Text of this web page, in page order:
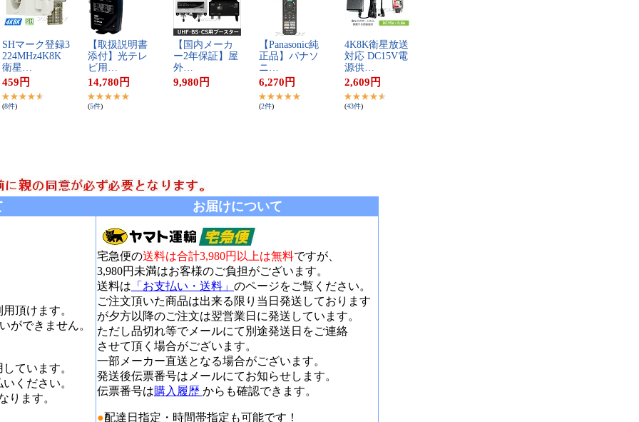
S​H​マ​ー​ク​登​録​3​
2​2​4​M​H​z​4​K​8​K​
衛​星​…
459 円
(8件)
【​取​扱​説​明​書​
添​付​】​光​テ​レ​
ビ​用​…
14,780 円
(5件)
【​国​内​メ​ー​カ​
ー​2​年​保​証​】​屋​
外​…
9,980 円
【​P​a​n​a​s​o​n​i​c​純​
正​品​】​パ​ナ​ソ​
ニ​…
6,270 円
(2件)
4​K​8​K​衛​星​放​送​
対​応​ ​D​C​1​5​V​電​
源​供​…
2,609 円
(43件)
お届けについて
頂けます。
ができません。
ています。
ください。
ります。
宅急便の送料は合計3,980円以上は無料ですが、
3,980円未満はお客様のご負担がございます。
送料は 「お支払い・送料」 のページをご覧ください。
ご注文頂いた商品は出来る限り当日発送しております
が夕方以降のご注文は翌営業日に発送しています。
ただし品切れ等でメールにて別途発送日をご連絡
させて頂く場合がございます。
一部メーカー直送となる場合がございます。
発送後伝票番号はメールにてお知らせします。
伝票番号は購入履歴 からも確認できます。
●配達日指定・時間帯指定も可能です！